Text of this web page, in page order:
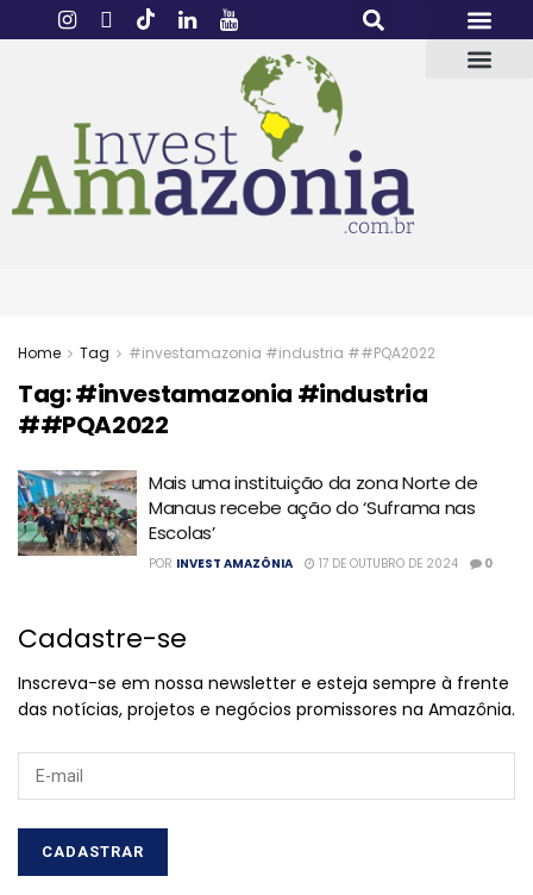
Home Tag #investamazonia #industria ##PQA2022
Tag:#investamazonia #industria
##PQA2022
Mais uma instituição da zona Norte de
Manaus recebe ação do ‘Suframa nas
Escolas’
POR INVEST AMAZÔNIA 17 DE OUTUBRO DE 2024 0
Cadastre-se
Inscreva-se em nossa newsletter e esteja sempre à frente
das notícias, projetos e negócios promissores na Amazônia.